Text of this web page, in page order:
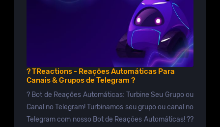
? TReactions - Reações Automáticas Para
Canais & Grupos de Telegram ?
? Bot de Reações Automáticas: Turbine Seu Grupo ou
Canal no Telegram! Turbinamos seu grupo ou canal no
Telegram com nosso Bot de Reações Automáticas! ??